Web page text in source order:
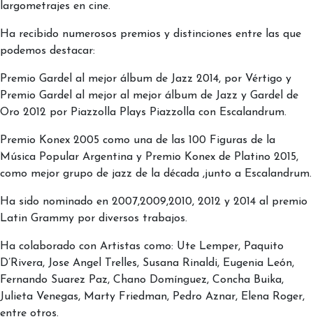
largometrajes en cine.
Ha recibido numerosos premios y distinciones entre las que
podemos destacar:
Premio Gardel al mejor álbum de Jazz 2014, por Vértigo y
Premio Gardel al mejor al mejor álbum de Jazz y Gardel de
Oro 2012 por Piazzolla Plays Piazzolla con Escalandrum.
Premio Konex 2005 como una de las 100 Figuras de la
Música Popular Argentina y Premio Konex de Platino 2015,
como mejor grupo de jazz de la década ,junto a Escalandrum.
Ha sido nominado en 2007,2009,2010, 2012 y 2014 al premio
Latin Grammy por diversos trabajos.
Ha colaborado con Artistas como: Ute Lemper, Paquito
D’Rivera, Jose Angel Trelles, Susana Rinaldi, Eugenia León,
Fernando Suarez Paz, Chano Domínguez, Concha Buika,
Julieta Venegas, Marty Friedman, Pedro Aznar, Elena Roger,
entre otros.